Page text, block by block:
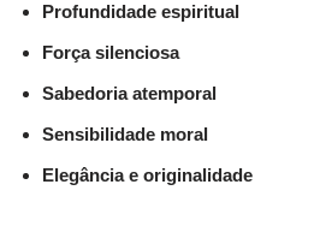
Profundidade espiritual
Força silenciosa
Sabedoria atemporal
Sensibilidade moral
Elegância e originalidade